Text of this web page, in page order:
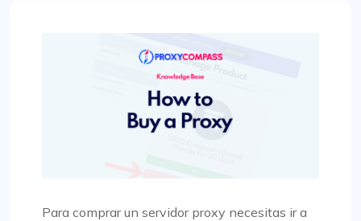
Para comprar un servidor proxy necesitas ir a